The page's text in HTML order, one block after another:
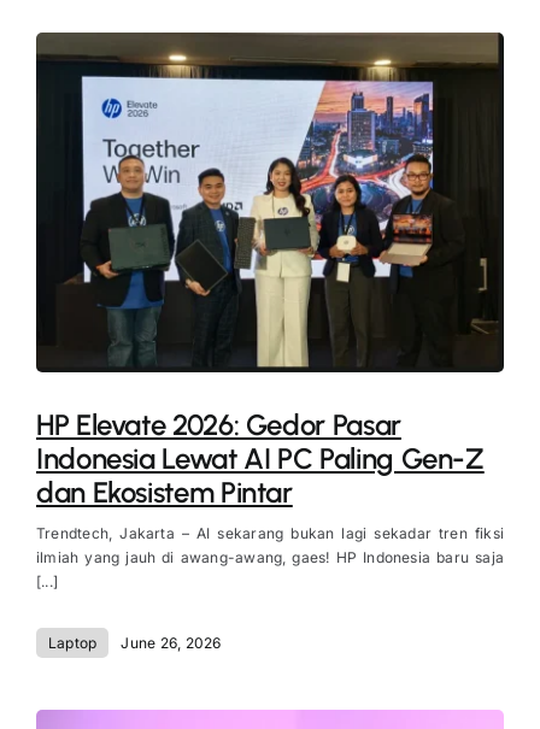
HP Elevate 2026: Gedor Pasar
Indonesia Lewat AI PC Paling Gen-Z
dan Ekosistem Pintar
Trendtech, Jakarta – AI sekarang bukan lagi sekadar tren fiksi
ilmiah yang jauh di awang-awang, gaes! HP Indonesia baru saja
[...]
Laptop June 26, 2026